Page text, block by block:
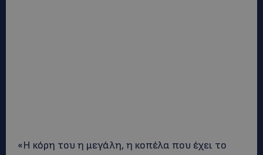
«Η κόρη του η μεγάλη, η κοπέλα που έχει το